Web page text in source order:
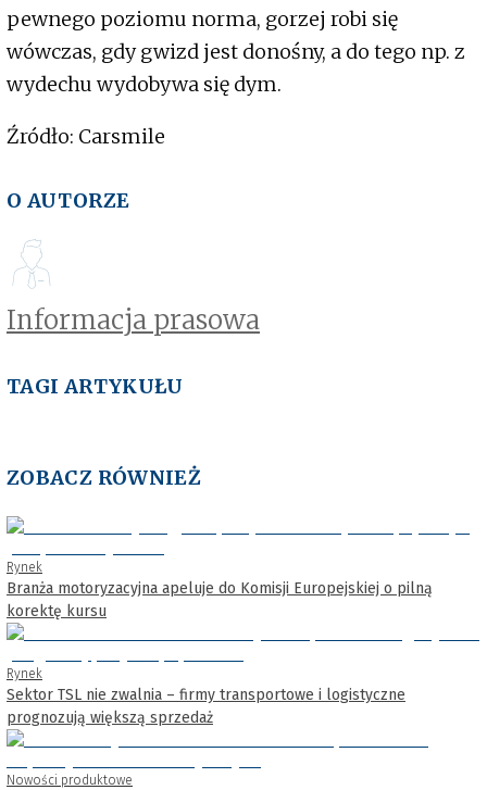
pewnego poziomu norma, gorzej robi się
wówczas, gdy gwizd jest donośny, a do tego np. z
wydechu wydobywa się dym.
Źródło: Carsmile
O AUTORZE
Informacja prasowa
TAGI ARTYKUŁU
ZOBACZ RÓWNIEŻ
Rynek
Branża motoryzacyjna apeluje do Komisji Europejskiej o pilną
korektę kursu
Rynek
Sektor TSL nie zwalnia – firmy transportowe i logistyczne
prognozują większą sprzedaż
Nowości produktowe